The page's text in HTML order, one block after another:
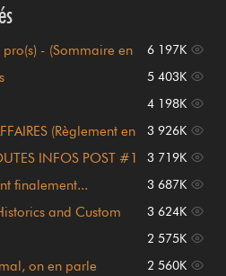
- (Sommaire en
6 197K
5 403K
4 198K
(Règlement en
3 926K
INFOS POST #1
3 719K
finalement... 3 687K
and Custom
3 624K
2 575K
on en parle 2 560K